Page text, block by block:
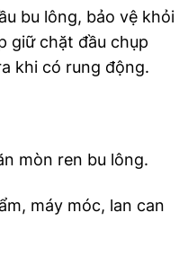
bu lông, bảo vệ khỏi
giữ chặt đầu chụp
khi có rung động.
mòn ren bu lông.
máy móc, lan can